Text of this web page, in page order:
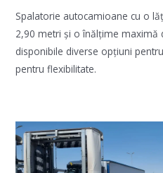
Spalatorie autocamioane cu o
2,90 metri și o înălțime maximă
disponibile diverse opțiuni
pentru flexibilitate.